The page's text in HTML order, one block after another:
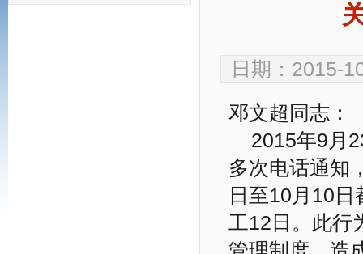
日期：2015-
邓文超同志：
2015年9月
多次电话通知
日至10月10
工12日。此行